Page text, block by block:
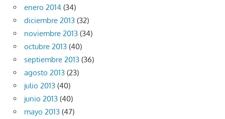
enero 2014 (34)
diciembre 2013 (32)
noviembre 2013 (34)
octubre 2013 (40)
septiembre 2013 (36)
agosto 2013 (23)
julio 2013 (40)
junio 2013 (40)
mayo 2013 (47)